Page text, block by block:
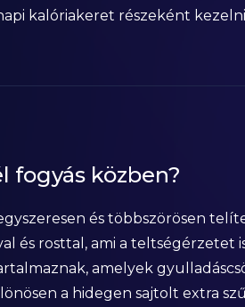
kalóriakeret részeként
fogyás közben?
és többszörösen
és rosttal, ami a teltségérzetet
amelyek
a hidegen sajtolt extra